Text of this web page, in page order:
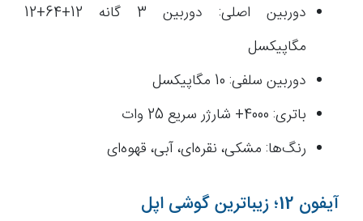
دوربین اصلی: دوربین 3 گانه 12+64+12
مگاپیکسل
دوربین سلفی: 10 مگاپیکسل
باتری: 4000+ شارژر سریع 25 وات
رنگ‌ها: مشکی، نقره‌ای، آبی، قهوه‌ای
آیفون 12؛ زیباترین گوشی اپل